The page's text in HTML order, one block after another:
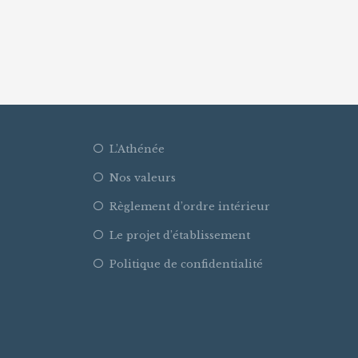
L’Athénée
Nos valeurs
Règlement d’ordre intérieur
Le projet d’établissement
Politique de confidentialité